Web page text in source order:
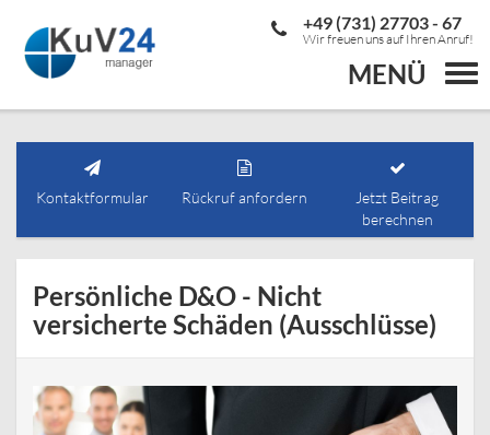
MENÜ
+49 (731) 27703 - 67
Wir freuen uns auf Ihren Anruf!
Kontaktformular Rückruf anfordern
Jetzt Beitrag
berechnen
Persönliche D&O - Nicht
versicherte Schäden (Ausschlüsse)